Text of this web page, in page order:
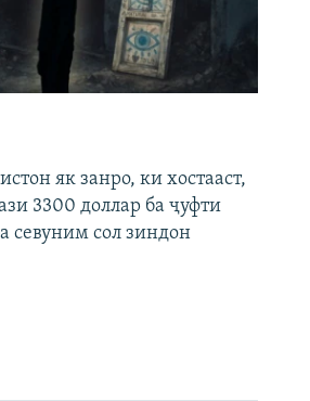
як занро, ки хостааст,
3300 доллар ба ҷуфти
севуним сол зиндон